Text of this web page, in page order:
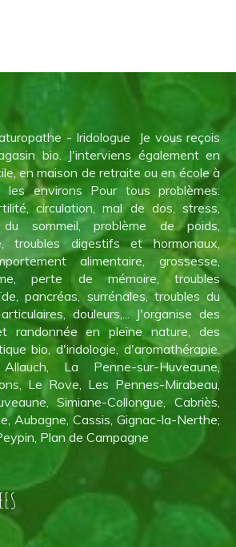
- Iridologue Je vous reçois
bio. J'interviens également en
en maison de retraite ou en école à
les environs Pour tous problèmes:
circulation, mal de dos, stress,
sommeil, problème de poids,
troubles digestifs et hormonaux,
alimentaire, grossesse,
perte de mémoire, troubles
pancréas, surrénales, troubles du
douleurs,... J'organise des
randonnée en pleine nature, des
bio, d'iridologie, d'aromathérapie.
Allauch, La Penne-sur-Huveaune,
Le Rove, Les Pennes-Mirabeau,
Simiane-Collongue, Cabriès,
Aubagne, Cassis, Gignac-la-Nerthe;
Plan de Campagne